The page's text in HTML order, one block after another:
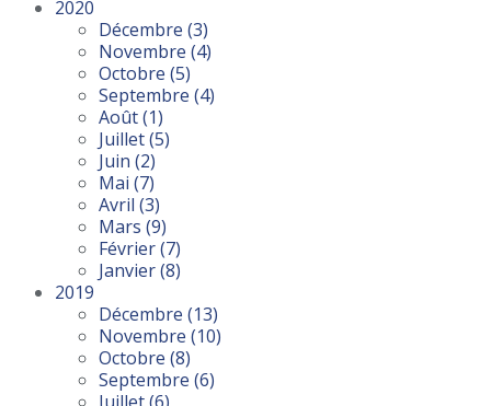
2020
Décembre (3)
Novembre (4)
Octobre (5)
Septembre (4)
Août(1)
Juillet(5)
Juin (2)
Mai (7)
Avril (3)
Mars (9)
Février(7)
Janvier(8)
2019
Décembre (13)
Novembre (10)
Octobre (8)
Septembre (6)